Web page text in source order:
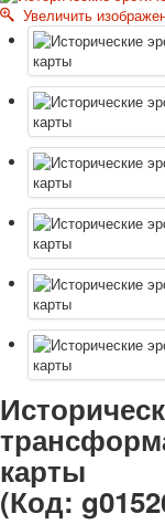
доставка
Избранное
Увеличить
карты
(Код: